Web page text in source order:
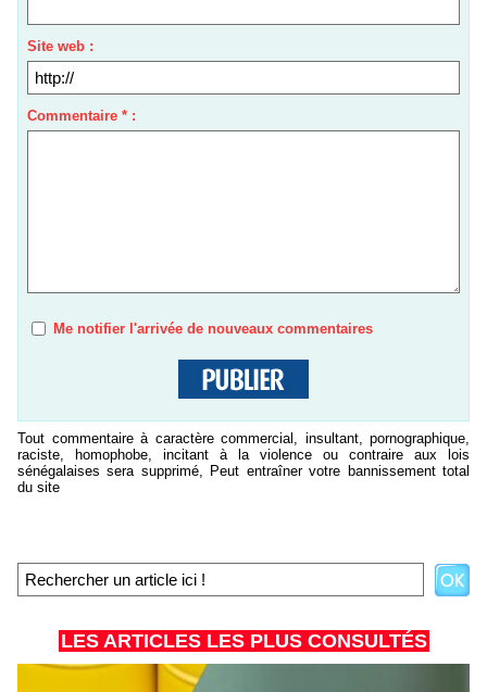
Site web :
Commentaire * :
Me notifier l'arrivée de nouveaux commentaires
Tout commentaire à caractère commercial, insultant, pornographique,
raciste, homophobe, incitant à la violence ou contraire aux lois
sénégalaises sera supprimé, Peut entraîner votre bannissement total
du site
LES ARTICLES LES PLUS CONSULTÉS